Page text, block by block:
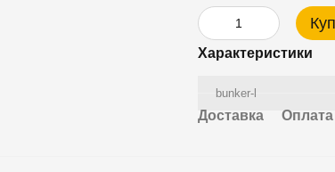
Характеристики
bunker-l
Доставка Оплата